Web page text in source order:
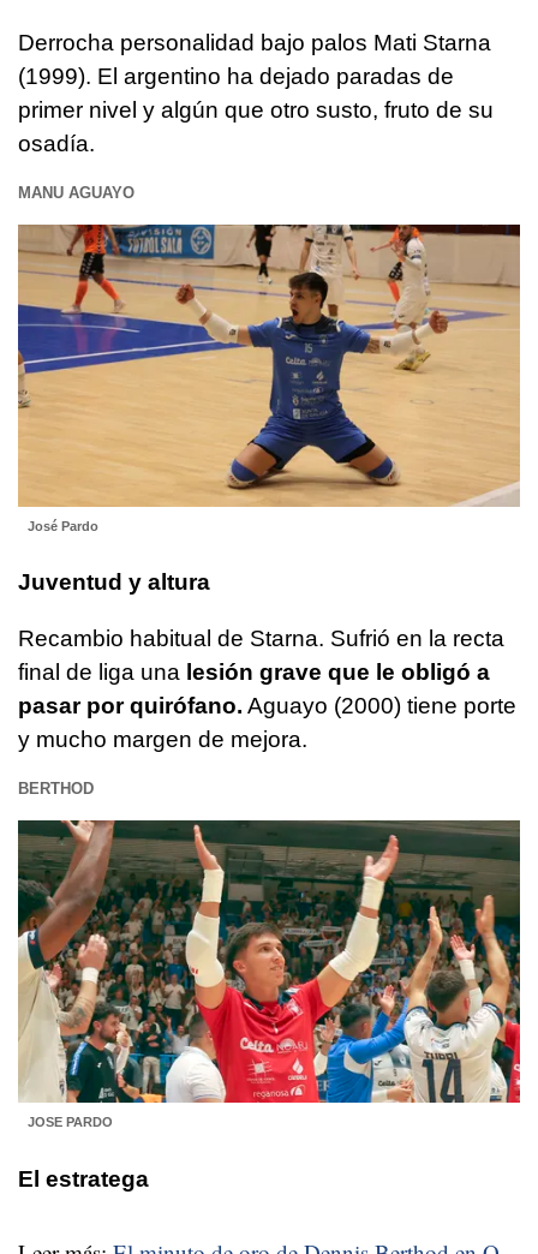
Derrocha personalidad bajo palos Mati Starna
(1999). El argentino ha dejado paradas de
primer nivel y algún que otro susto, fruto de su
osadía.
MANU AGUAYO
José Pardo
Juventud y altura
Recambio habitual de Starna. Sufrió en la recta
final de liga una lesión grave que le obligó a
pasar por quirófano. Aguayo (2000) tiene porte
y mucho margen de mejora.
BERTHOD
JOSE PARDO
El estratega